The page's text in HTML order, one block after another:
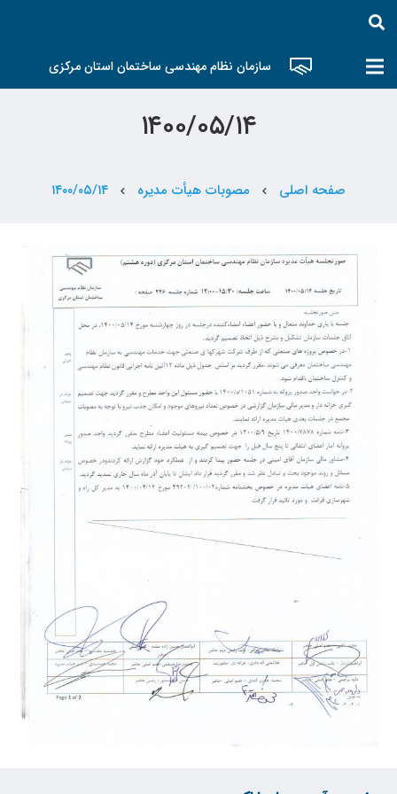
سازمان نظام مهندسی ساختمان استان مرکزی
۱۴۰۰/۰۵/۱۴
صفحه اصلی chevron_left مصوبات هیأت مدیره chevron_left ۱۴۰۰/۰۵/۱۴